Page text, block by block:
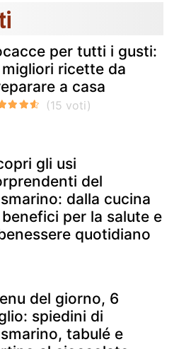
per tutti i gusti:
migliori ricette da
a casa
gli usi
del
dalla cucina
benefici per la salute e
quotidiano
del giorno, 6
spiedini di
tabulé e